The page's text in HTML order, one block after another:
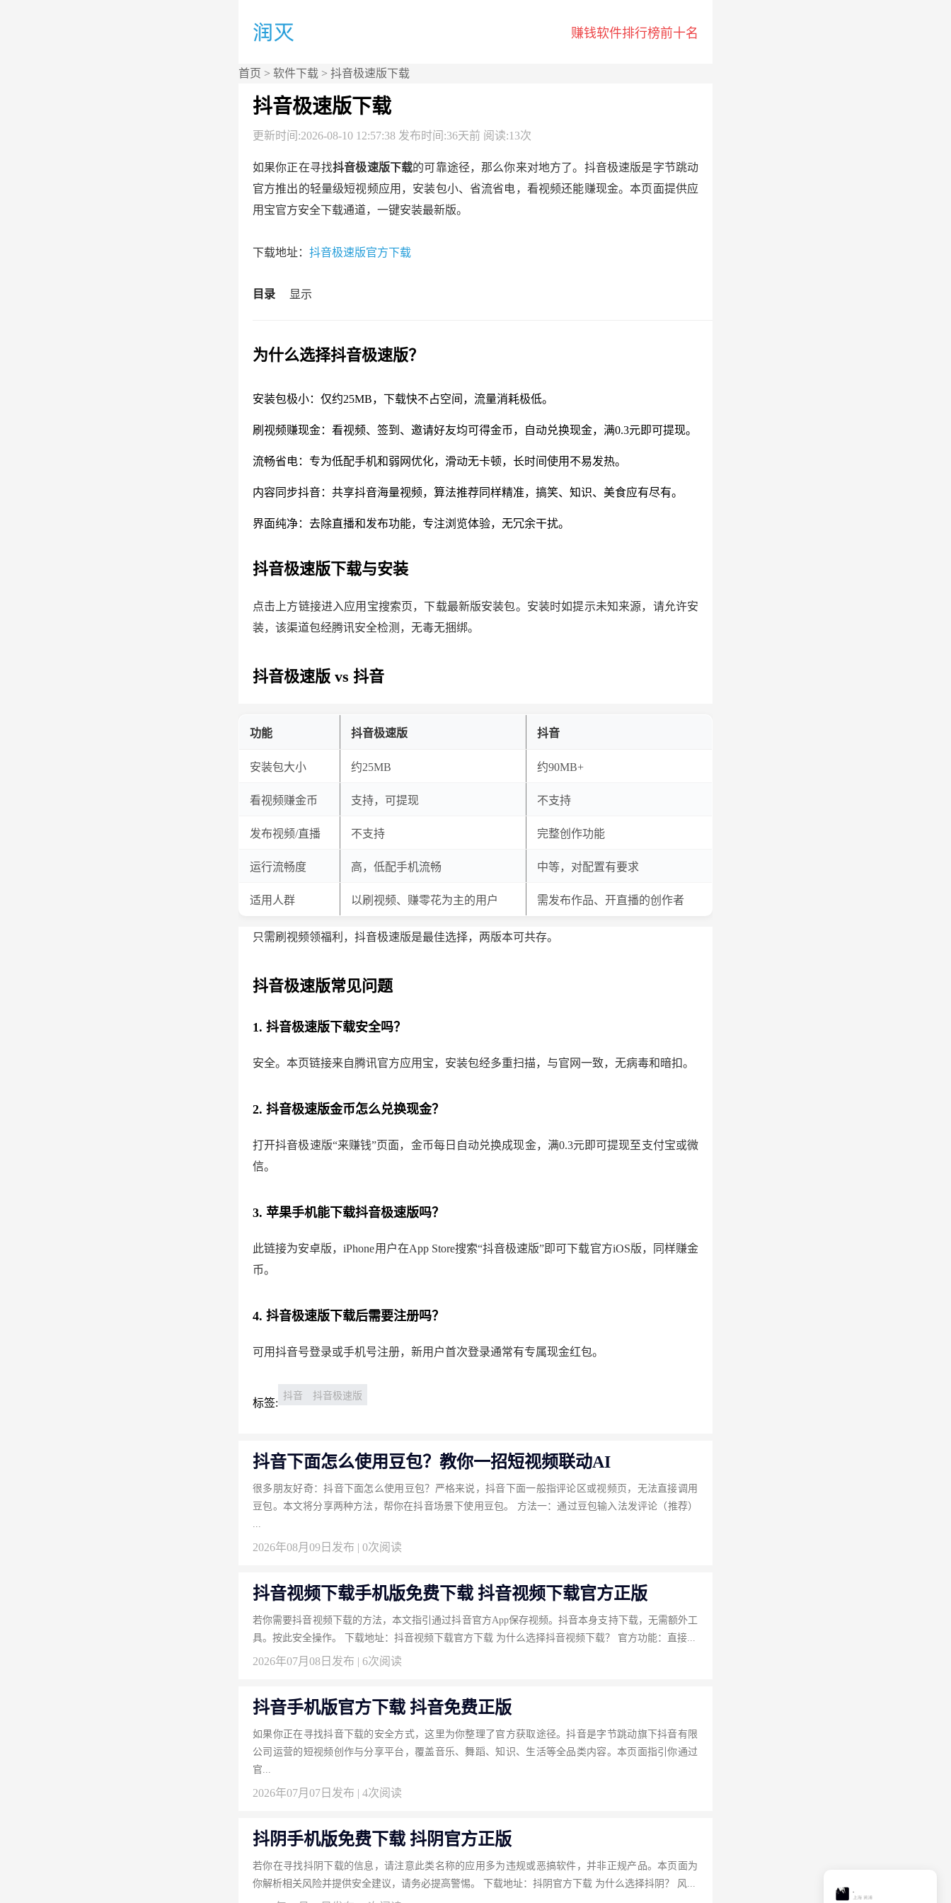
赚钱软件排行榜前十名
首页 > 软件下载 > 抖音极速版下载
抖音极速版下载
更新时间:2026-08-10 12:57:38 发布时间:36天前 阅读:13次
如果你正在寻找抖音极速版下载的可靠途径，那么你来对地方了。抖音极速版是字节跳动
官方推出的轻量级短视频应用，安装包小、省流省电，看视频还能赚现金。本页面提供应
用宝官方安全下载通道，一键安装最新版。
下载地址： 抖音极速版官方下载
目录 显示
为什么选择抖音极速版？
安装包极小：仅约25MB，下载快不占空间，流量消耗极低。
刷视频赚现金：看视频、签到、邀请好友均可得金币，自动兑换现金，满0.3元即可提现。
流畅省电：专为低配手机和弱网优化，滑动无卡顿，长时间使用不易发热。
内容同步抖音：共享抖音海量视频，算法推荐同样精准，搞笑、知识、美食应有尽有。
界面纯净：去除直播和发布功能，专注浏览体验，无冗余干扰。
抖音极速版下载与安装
点击上方链接进入应用宝搜索页，下载最新版安装包。安装时如提示未知来源，请允许安
装，该渠道包经腾讯安全检测，无毒无捆绑。
抖音极速版 vs 抖音
功能 抖音极速版 抖音
安装包大小 约25MB 约90MB+
看视频赚金币 支持，可提现 不支持
发布视频/直播 不支持 完整创作功能
运行流畅度 高，低配手机流畅 中等，对配置有要求
适用人群 以刷视频、赚零花为主的用户 需发布作品、开直播的创作者
只需刷视频领福利，抖音极速版是最佳选择，两版本可共存。
抖音极速版常见问题
1. 抖音极速版下载安全吗？
安全。本页链接来自腾讯官方应用宝，安装包经多重扫描，与官网一致，无病毒和暗扣。
2. 抖音极速版金币怎么兑换现金？
打开抖音极速版“来赚钱”页面，金币每日自动兑换成现金，满0.3元即可提现至支付宝或微
信。
3. 苹果手机能下载抖音极速版吗？
此链接为安卓版，iPhone用户在App Store搜索“抖音极速版”即可下载官方iOS版，同样赚金
币。
4. 抖音极速版下载后需要注册吗？
可用抖音号登录或手机号注册，新用户首次登录通常有专属现金红包。
标签:
抖音 抖音极速版
抖音下面怎么使用豆包？教你一招短视频联动AI
很多朋友好奇：抖音下面怎么使用豆包？严格来说，抖音下面一般指评论区或视频页，无法直接调用
豆包。本文将分享两种方法，帮你在抖音场景下使用豆包。 方法一：通过豆包输入法发评论（推荐）
...
2026年08月09日发布 | 0次阅读
抖音视频下载手机版免费下载 抖音视频下载官方正版
若你需要抖音视频下载的方法，本文指引通过抖音官方App保存视频。抖音本身支持下载，无需额外工
具。按此安全操作。 下载地址：抖音视频下载官方下载 为什么选择抖音视频下载？ 官方功能：直接...
2026年07月08日发布 | 6次阅读
抖音手机版官方下载 抖音免费正版
如果你正在寻找抖音下载的安全方式，这里为你整理了官方获取途径。抖音是字节跳动旗下抖音有限
公司运营的短视频创作与分享平台，覆盖音乐、舞蹈、知识、生活等全品类内容。本页面指引你通过
官...
2026年07月07日发布 | 4次阅读
抖阴手机版免费下载 抖阴官方正版
若你在寻找抖阴下载的信息，请注意此类名称的应用多为违规或恶搞软件，并非正规产品。本页面为
你解析相关风险并提供安全建议，请务必提高警惕。 下载地址：抖阴官方下载 为什么选择抖阴？ 风...